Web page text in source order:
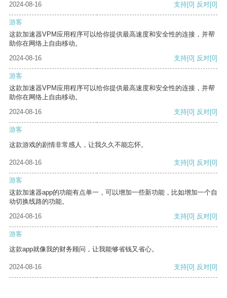
2024-08-16 支持[0] 反对[0]
游客
这款加速器VPM应用程序可以给你提供最高速度和安全性的连接，并帮
助你在网络上自由移动。
2024-08-16
支持[0] 反对[0]
游客
这款加速器VPM应用程序可以给你提供最高速度和安全性的连接，并帮
助你在网络上自由移动。
2024-08-16
支持[0] 反对[0]
游客
这款游戏的剧情非常感人，让我久久不能忘怀。
2024-08-16 支持[0] 反对[0]
游客
这款加速器app的功能有点单一，可以增加一些新功能，比如增加一个自
动切换线路的功能。
2024-08-16
支持[0] 反对[0]
游客
这款app就像我的财务顾问，让我能够省钱又省心。
2024-08-16 支持[0] 反对[0]